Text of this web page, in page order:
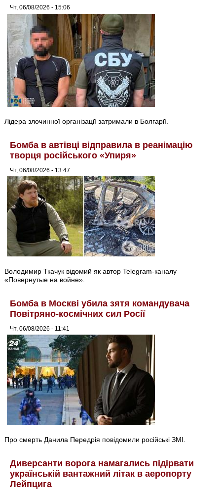
Чт, 06/08/2026 - 15:06
Лідера злочинної організації затримали в Болгарії.
Бомба в автівці відправила в реанімацію
творця російського «Упиря»
Чт, 06/08/2026 - 13:47
Володимир Ткачук відомий як автор Telegram-каналу
«Повернутые на войне».
Бомба в Москві убила зятя командувача
Повітряно-космічних сил Росії
Чт, 06/08/2026 - 11:41
Про смерть Данила Передрія повідомили російські ЗМІ.
Диверсанти ворога намагались підірвати
українській вантажний літак в аеропорту
Лейпцига